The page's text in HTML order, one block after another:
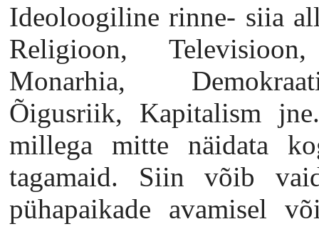
Ideoloogiline rinne- siia
Religioon,
Monarhia,
Õigusriik, Kapitalism
millega mitte näidata
tagamaid. Siin võib
pühapaikade avamisel